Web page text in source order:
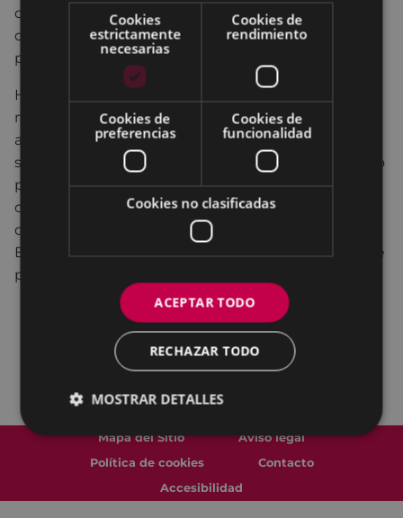
de ser fiel a la narración original complementado
con juegos escénicos y musicales actuales para el
público familiar.
Hansel y Gretel son dos hermanos de una familia
muy pobre. Gretel creerá oír a su padre que los
abandonarán en el bosque. Por la mañana cuando
salen con el padre al bosque a por leña irán dejando
piedras a su paso, para saber el camino de vuelta a
casa. Pero acabarán regalando sus piedras a un oso,
que las necesita para defenderse de los cazadores.
Entonces las piedras serán sustituidas por migas de
pan en su periplo por el bosque.
Mapa del Sitio
Aviso legal
Política de cookies
Contacto
Accesibilidad
Cookies
estrictamente
necesarias
Cookies de
rendimiento
Cookies de
preferencias
Cookies de
funcionalidad
Cookies no clasificadas
ACEPTAR TODO
RECHAZAR TODO
MOSTRAR DETALLES